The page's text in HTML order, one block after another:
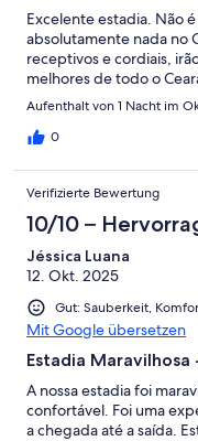
Excelente estadia. Não
absolutamente nada no
receptivos e cordiais,
melhores de todo o
Aufenthalt von 1 Nacht im
0
Verifizierte Bewertung
10/10 –
Jéssica Luana
12. Okt. 2025
Gut: Sauberkeit,
Mit Google übersetzen
Estadia
A nossa estadia foi
confortável. Foi uma
a chegada até a saída.